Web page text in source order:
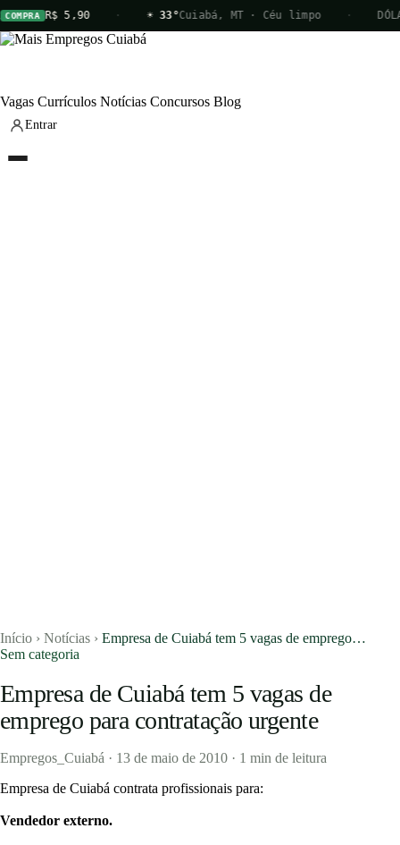
R$ 5,90 ☀ 33°Cuiabá, MT · Céu limpo DÓLAR
Vagas Currículos Notícias Concursos Blog
Entrar
Início › Notícias › Empresa de Cuiabá tem 5 vagas de emprego…
Sem categoria
Empresa de Cuiabá tem 5 vagas de
emprego para contratação urgente
Empregos_Cuiabá · 13 de maio de 2010 · 1 min de leitura
Empresa de Cuiabá contrata profissionais para:
Vendedor externo.